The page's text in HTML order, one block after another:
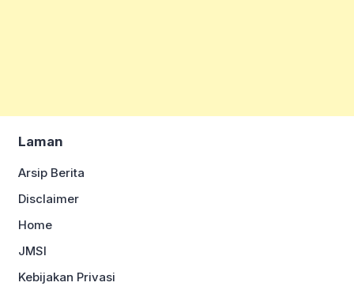
Laman
Arsip Berita
Disclaimer
Home
JMSI
Kebijakan Privasi